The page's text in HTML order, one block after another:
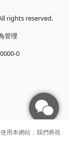
rights reserved.
管理
0
用本網站，我們將視